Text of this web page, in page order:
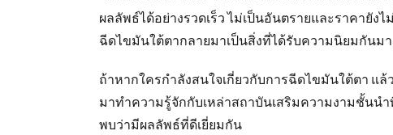
ผลลัพธ์ได้อย่างรวดเร็ว ไม่เป็นอันตรายและราคายั
ฉีดไขมันใต้ตากลายมาเป็นสิ่งที่ได้รับความนิยมกันมา
ถ้าหากใครกำลังสนใจเกี่ยวกับการฉีดไขมันใต้ตา แ
มาทำความรู้จักกับเหล่าสถาบันเสริมความงามชั้นน
พบว่ามีผลลัพธ์ที่ดีเยี่ยมกัน